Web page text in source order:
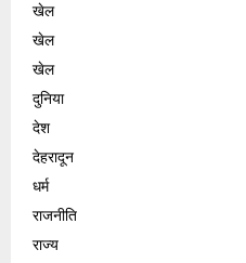
खेल
खेल
खेल
दुनिया
देश
देहरादून
धर्म
राजनीति
राज्य